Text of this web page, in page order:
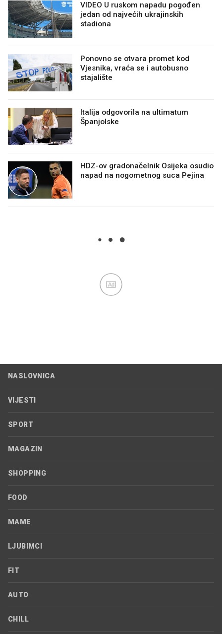
VIDEO U ruskom napadu pogođen
jedan od najvećih ukrajinskih
stadiona
Ponovno se otvara promet kod
Vjesnika, vraća se i autobusno
stajalište
Italija odgovorila na ultimatum
Španjolske
HDZ-ov gradonačelnik Osijeka osudio
napad na nogometnog suca Pejina
Ad
NASLOVNICA
VIJESTI
SPORT
MAGAZIN
SHOPPING
FOOD
MAME
LJUBIMCI
FIT
AUTO
CHILL